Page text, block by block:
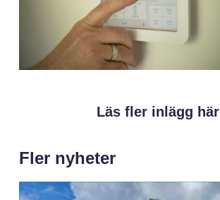
Läs fler inlägg här
Fler nyheter